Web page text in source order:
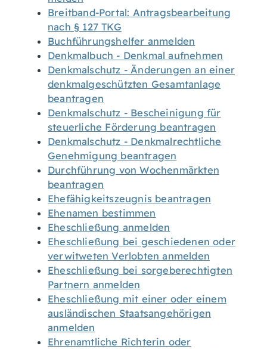
Breitband-Portal: Antragsbearbeitung
nach § 127 TKG
Buchführungshelfer anmelden
Denkmalbuch - Denkmal aufnehmen
Denkmalschutz - Änderungen an einer
denkmalgeschützten Gesamtanlage
beantragen
Denkmalschutz - Bescheinigung für
steuerliche Förderung beantragen
Denkmalschutz - Denkmalrechtliche
Genehmigung beantragen
Durchführung von Wochenmärkten
beantragen
Ehefähigkeitszeugnis beantragen
Ehenamen bestimmen
Eheschließung anmelden
Eheschließung bei geschiedenen oder
verwitweten Verlobten anmelden
Eheschließung bei sorgeberechtigten
Partnern anmelden
Eheschließung mit einer oder einem
ausländischen Staatsangehörigen
anmelden
Ehrenamtliche Richterin oder